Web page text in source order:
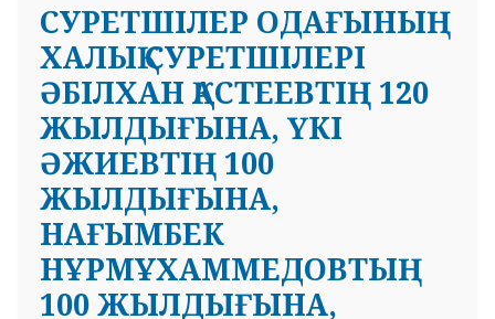
СУРЕТШІЛЕР ОДАҒЫНЫҢ
ХАЛЫҚ СУРЕТШІЛЕРІ
ӘБІЛХАН ҚАСТЕЕВТІҢ 120
ЖЫЛДЫҒЫНА, ҮКІ
ӘЖИЕВТІҢ 100
ЖЫЛДЫҒЫНА,
НАҒЫМБЕК
НҰРМҰХАММЕДОВТЫҢ
100 ЖЫЛДЫҒЫНА,